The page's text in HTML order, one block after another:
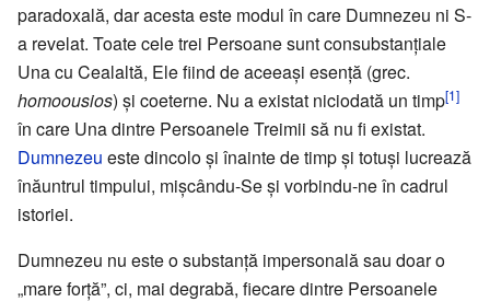
paradoxală, dar acesta este modul în care Dumnezeu ni S-
a revelat. Toate cele trei Persoane sunt consubstanțiale
Una cu Cealaltă, Ele fiind de aceeași esență (grec.
homoousios) și coeterne. Nu a existat niciodată un timp[1]
în care Una dintre Persoanele Treimii să nu fi existat.
Dumnezeu este dincolo și înainte de timp și totuși lucrează
înăuntrul timpului, mișcându-Se și vorbindu-ne în cadrul
istoriei.
Dumnezeu nu este o substanță impersonală sau doar o
„mare forță”, ci, mai degrabă, fiecare dintre Persoanele